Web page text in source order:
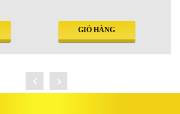
GIỎ HÀNG